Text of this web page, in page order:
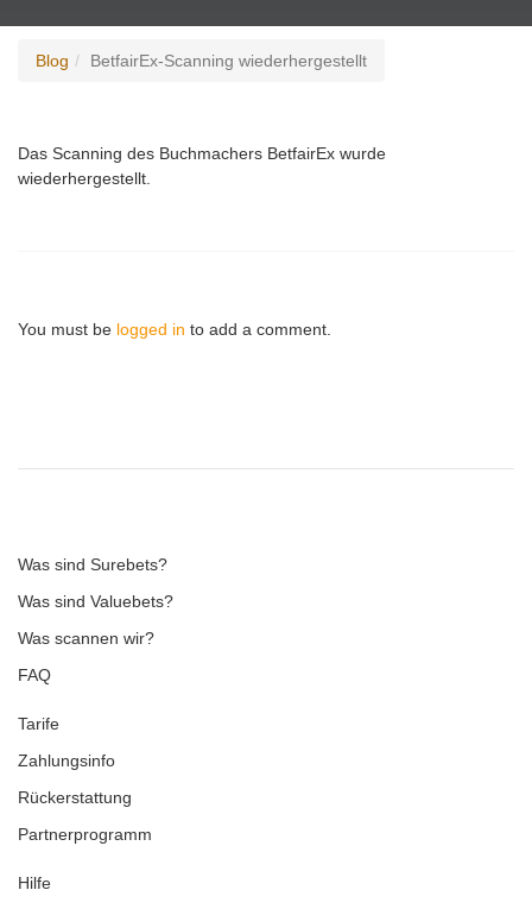
Blog BetfairEx-Scanning wiederhergestellt
Das Scanning des Buchmachers BetfairEx wurde
wiederhergestellt.
You must be logged in to add a comment.
Was sind Surebets?
Was sind Valuebets?
Was scannen wir?
FAQ
Tarife
Zahlungsinfo
Rückerstattung
Partnerprogramm
Hilfe